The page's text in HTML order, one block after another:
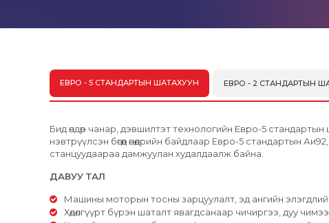
ЕВРО - 5 СТАНДАРТЫН ШАТАХУУН ЕВРО - 2 СТАНДАРТЫН
Бид өндөр чанар, дэвшилтэт технологийн Евро-5
нэвтрүүлсэн бөгөөд өнөөдрийн байдлаар Евро-5 стандартын
станцуудаараа дамжуулан худалдаалж байна.
ДАВУУ ТАЛ
Машины моторын тосны зарцуулалт, эд ангийн
Хөдөлгүүрт бүрэн шаталт явагдсанаар чичиргээ, дуу